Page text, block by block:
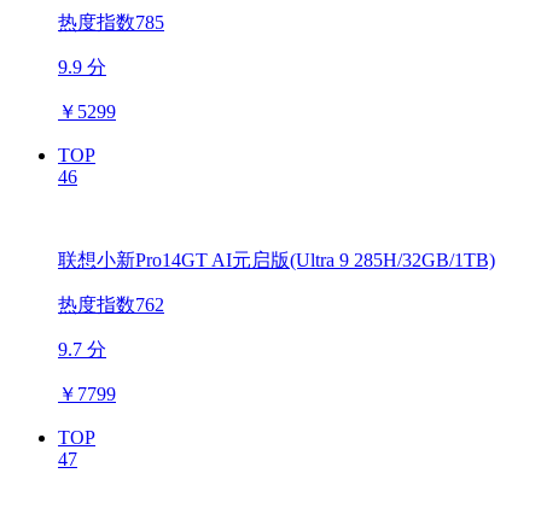
热度指数785
9.9 分
￥ 5299
TOP
46
联想小新Pro14GT AI元启版(Ultra 9 285H/32GB/1TB)
热度指数762
9.7 分
￥ 7799
TOP
47